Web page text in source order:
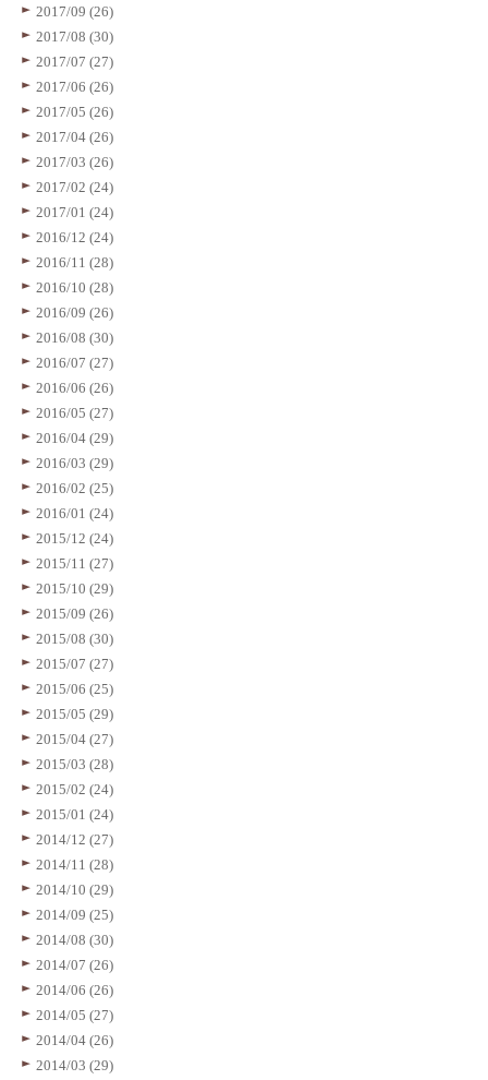
2017/09 (26)
2017/08 (30)
2017/07 (27)
2017/06 (26)
2017/05 (26)
2017/04 (26)
2017/03 (26)
2017/02 (24)
2017/01 (24)
2016/12 (24)
2016/11 (28)
2016/10 (28)
2016/09 (26)
2016/08 (30)
2016/07 (27)
2016/06 (26)
2016/05 (27)
2016/04 (29)
2016/03 (29)
2016/02 (25)
2016/01 (24)
2015/12 (24)
2015/11 (27)
2015/10 (29)
2015/09 (26)
2015/08 (30)
2015/07 (27)
2015/06 (25)
2015/05 (29)
2015/04 (27)
2015/03 (28)
2015/02 (24)
2015/01 (24)
2014/12 (27)
2014/11 (28)
2014/10 (29)
2014/09 (25)
2014/08 (30)
2014/07 (26)
2014/06 (26)
2014/05 (27)
2014/04 (26)
2014/03 (29)